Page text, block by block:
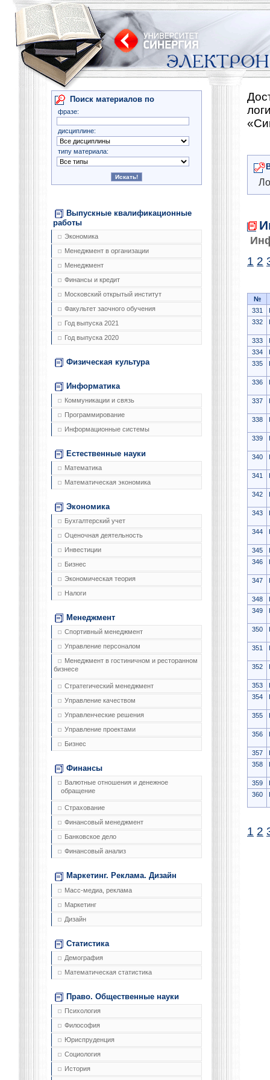
Поиск материалов по
фразе:
дисциплине:
типу материала:
Выпускные квалификационные
работы
Экономика
Менеджмент в организации
Менеджмент
Финансы и кредит
Московский открытый институт
Факультет заочного обучения
Год выпуска 2021
Год выпуска 2020
Физическая культура
Информатика
Коммуникации и связь
Программирование
Информационные системы
Естественные науки
Математика
Математическая экономика
Экономика
Бухгалтерский учет
Оценочная деятельность
Инвестиции
Бизнес
Экономическая теория
Налоги
Менеджмент
Спортивный менеджмент
Управление персоналом
Менеджмент в гостиничном и ресторанном
бизнесе
Стратегический менеджмент
Управление качеством
Управленческие решения
Управление проектами
Бизнес
Финансы
Валютные отношения и денежное
обращение
Страхование
Финансовый менеджмент
Банковское дело
Финансовый анализ
Маркетинг. Реклама. Дизайн
Масс-медиа, реклама
Маркетинг
Дизайн
Статистика
Демография
Математическая статистика
Право. Общественные науки
Психология
Философия
Юриспруденция
Социология
История
1 2
№
331
332
333
334
335
336
337
338
339
340
341
342
343
344
345
346
347
348
349
350
351
352
353
354
355
356
357
358
359
360
1 2